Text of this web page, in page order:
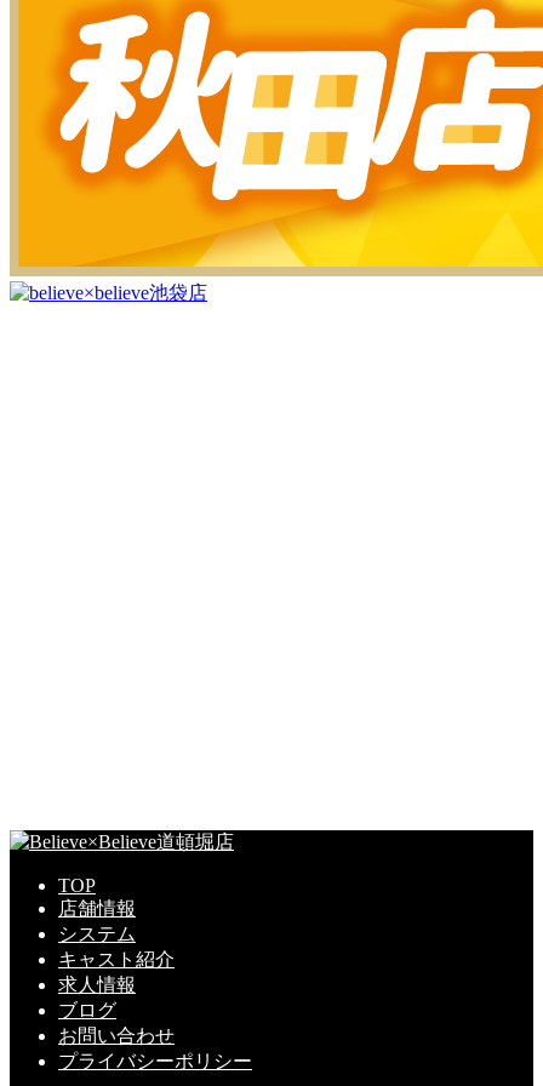
TOP
店舗情報
システム
キャスト紹介
求人情報
ブログ
お問い合わせ
プライバシーポリシー